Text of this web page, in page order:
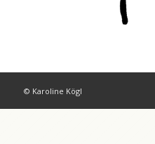
© Karoline Kögl